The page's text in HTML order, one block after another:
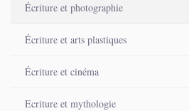
Écriture et photographie
Écriture et arts plastiques
Écriture et cinéma
Ecriture et mythologie